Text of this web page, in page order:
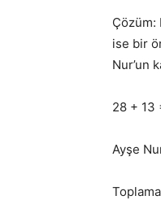
Çözüm:
ise bir
Nur’un
28 + 13
Ayşe